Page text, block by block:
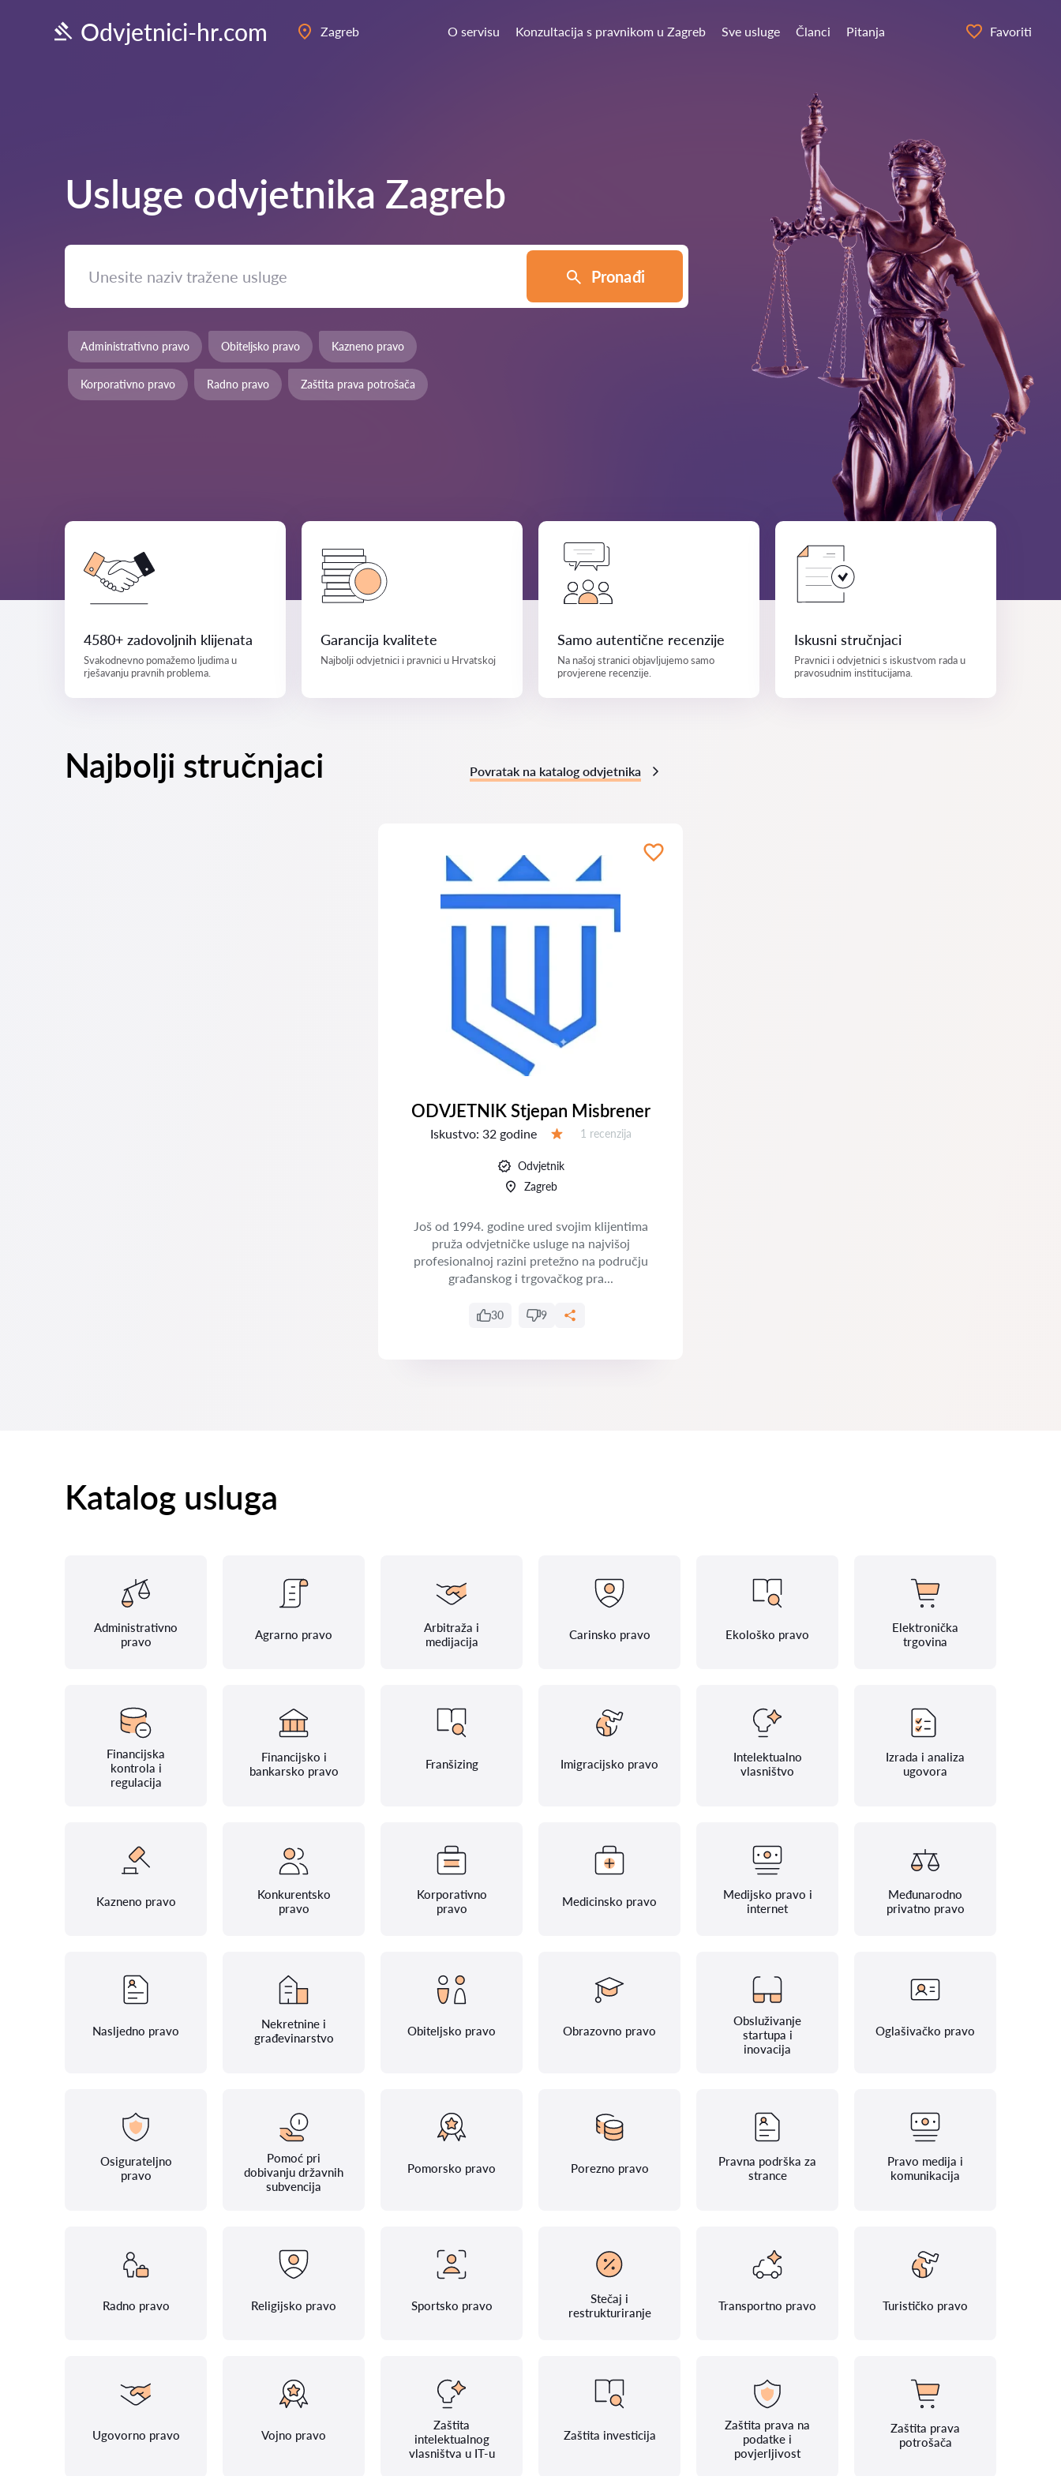
Odvjetnici-hr.com Zagreb O servisu Konzultacija s pravnikom u Zagreb Sve usluge Članci Pitanja Favoriti
Usluge odvjetnika Zagreb
Pronađi
Administrativno pravo Obiteljsko pravo Kazneno pravo
Korporativno pravo Radno pravo Zaštita prava potrošača
4580+ zadovoljnih klijenata
Svakodnevno pomažemo ljudima u
rješavanju pravnih problema.
Garancija kvalitete
Najbolji odvjetnici i pravnici u Hrvatskoj
Samo autentične recenzije
Na našoj stranici objavljujemo samo
provjerene recenzije.
Iskusni stručnjaci
Pravnici i odvjetnici s iskustvom rada u
pravosudnim institucijama.
Najbolji stručnjaci Povratak na katalog odvjetnika
ODVJETNIK Stjepan Misbrener
Iskustvo: 32 godine Recenzija:
1 recenzija
Odvjetnik
Zagreb
Još od 1994. godine ured svojim klijentima
pruža odvjetničke usluge na najvišoj
profesionalnoj razini pretežno na području
građanskog i trgovačkog pra...
30 9
Katalog usluga
Administrativno
pravo
Agrarno pravo
Arbitraža i
medijacija
Carinsko pravo Ekološko pravo
Elektronička
trgovina
Financijska
kontrola i
regulacija
Financijsko i
bankarsko pravo
Franšizing Imigracijsko pravo
Intelektualno
vlasništvo
Izrada i analiza
ugovora
Kazneno pravo
Konkurentsko
pravo
Korporativno
pravo
Medicinsko pravo
Medijsko pravo i
internet
Međunarodno
privatno pravo
Nasljedno pravo
Nekretnine i
građevinarstvo
Obiteljsko pravo Obrazovno pravo
Obsluživanje
startupa i
inovacija
Oglašivačko pravo
Osigurateljno
pravo
Pomoć pri
dobivanju državnih
subvencija
Pomorsko pravo Porezno pravo
Pravna podrška za
strance
Pravo medija i
komunikacija
Radno pravo Religijsko pravo Sportsko pravo
Stečaj i
restrukturiranje
Transportno pravo Turističko pravo
Ugovorno pravo Vojno pravo
Zaštita
intelektualnog
vlasništva u IT-u
Zaštita investicija
Zaštita prava na
podatke i
povjerljivost
Zaštita prava
potrošača